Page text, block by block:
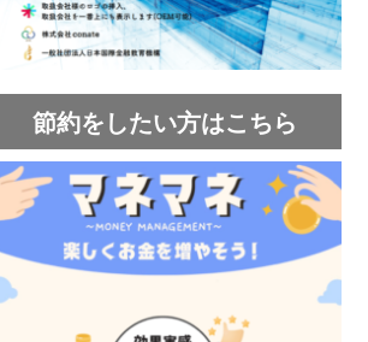
節約をしたい方はこちら